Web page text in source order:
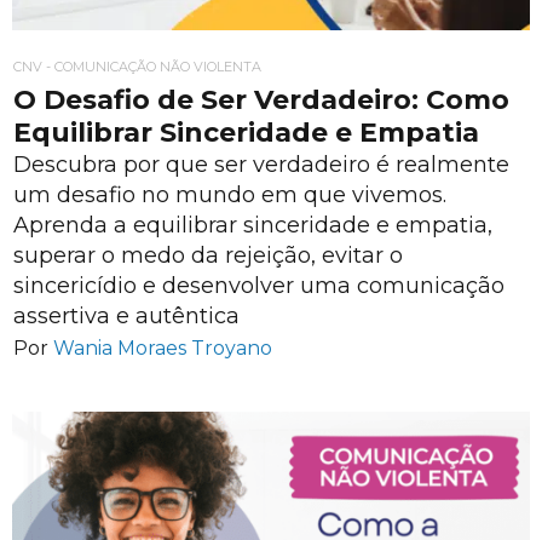
CNV - COMUNICAÇÃO NÃO VIOLENTA
O Desafio de Ser Verdadeiro: Como
Equilibrar Sinceridade e Empatia
Descubra por que ser verdadeiro é realmente
um desafio no mundo em que vivemos.
Aprenda a equilibrar sinceridade e empatia,
superar o medo da rejeição, evitar o
sincericídio e desenvolver uma comunicação
assertiva e autêntica
Por Wania Moraes Troyano